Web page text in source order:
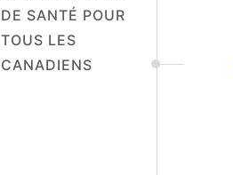
DE SANTÉ POUR
TOUS LES
CANADIENS